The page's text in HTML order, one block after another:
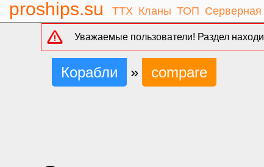
proships.su ТТХ Кланы ТОП Серверная
Уважаемые пользователи! Раздел
Корабли » compare